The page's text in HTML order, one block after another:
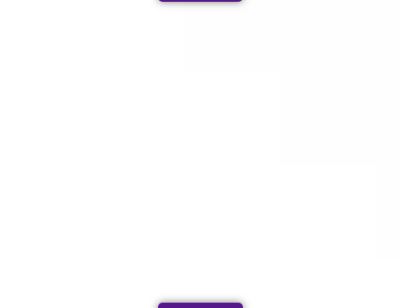
Publicado em: 5 de agosto de 2026